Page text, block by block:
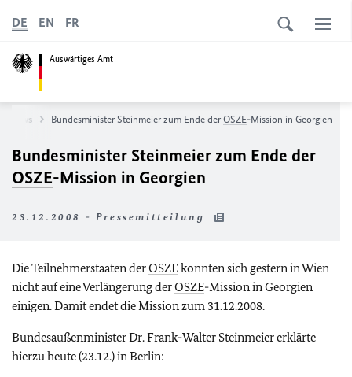
Auswärtiges Amt
DE EN FR
News Bundesminister Steinmeier zum Ende der OSZE-Mission in Georgien
Bundesminister Steinmeier zum Ende der
OSZE-Mission in Georgien
23.12.2008 - Pressemitteilung
Die Teilnehmerstaaten derOSZEkonnten sich gestern in Wien
nicht auf eine Verlängerung derOSZE-Mission in Georgien
einigen. Damit endet die Mission zum 31.12.2008.
Bundesaußenminister Dr. Frank-Walter Steinmeier erklärte
hierzu heute (23.12.) in Berlin: